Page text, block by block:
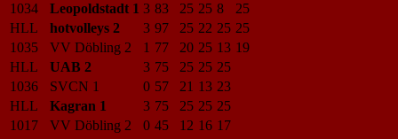
1034
Leopoldstadt 1 3 83 25 25 8
25
HLL
hotvolleys 2 3 97 25 22 25 25
1035
VV Döbling 2 1 77 20 25 13 19
HLL
UAB 2 3 75 25 25 25
1036
SVCN 1 0 57 21 13 23
HLL
Kagran 1 3 75 25 25 25
1017
VV Döbling 2 0 45 12 16 17